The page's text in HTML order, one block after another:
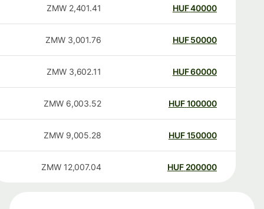
40000
HUF
2,401.41
ZMW
50000
HUF
3,001.76
ZMW
60000
HUF
3,602.11
ZMW
100000
HUF
6,003.52
ZMW
150000
HUF
9,005.28
ZMW
200000
HUF
12,007.04
ZMW